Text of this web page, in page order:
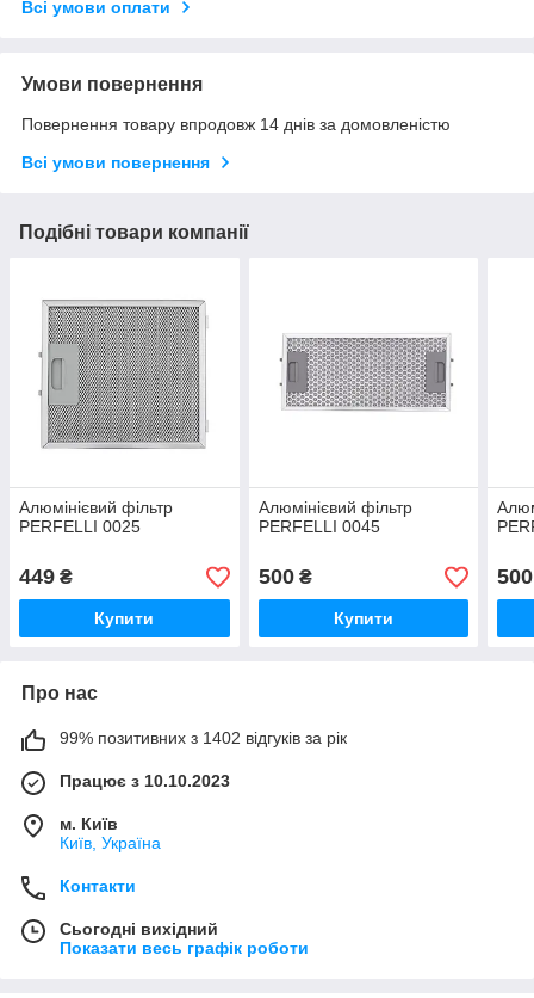
Всі умови оплати
Умови повернення
Повернення товару впродовж 14 днів за домовленістю
Всі умови повернення
Подібні товари компанії
Алюмінієвий фільтр
PERFELLI 0025
449 ₴
Купити
Алюмінієвий фільтр
PERFELLI 0045
500₴
Купити
500
Про нас
99% позитивних з 1402 відгуків за рік
Працює з 10.10.2023
м. Київ
Київ, Україна
Контакти
Сьогодні вихідний
Показати весь графік роботи